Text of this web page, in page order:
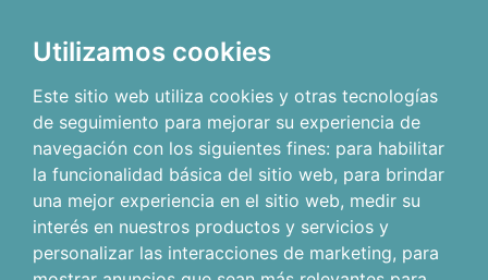
Utilizamos cookies
Este sitio web utiliza cookies y otras tecnologías
de seguimiento para mejorar su experiencia de
navegación con los siguientes fines: para habilitar
la funcionalidad básica del sitio web, para brindar
una mejor experiencia en el sitio web, medir su
interés en nuestros productos y servicios y
personalizar las interacciones de marketing, para